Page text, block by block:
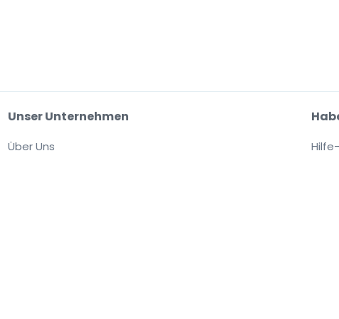
Unser Unternehmen
Über Uns